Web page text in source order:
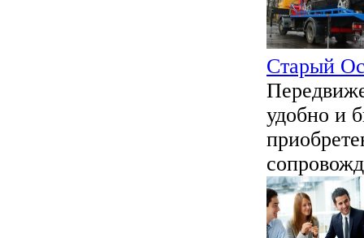
Старый
удобно и